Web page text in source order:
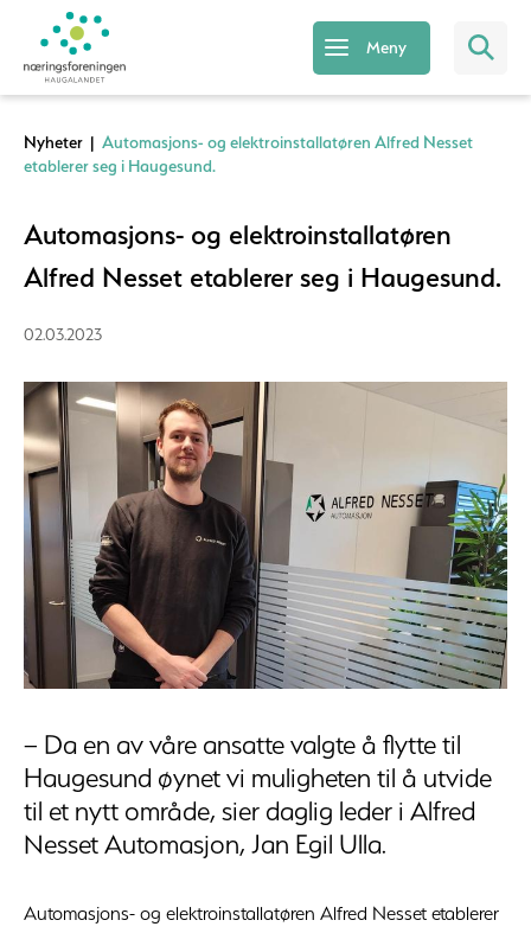
Meny
Nyheter | Automasjons- og elektroinstallatøren Alfred Nesset
etablerer seg i Haugesund.
Automasjons- og elektroinstallatøren
Alfred Nesset etablerer seg i Haugesund.
02.03.2023
– Da en av våre ansatte valgte å flytte til
Haugesund øynet vi muligheten til å utvide
til et nytt område, sier daglig leder i Alfred
Nesset Automasjon, Jan Egil Ulla.
Automasjons- og elektroinstallatøren Alfred Nesset etablerer